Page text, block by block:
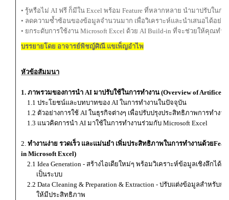
• รู้หรือไม่ AI ฟรี ก็มีใน Excel พร้อม Feature ที่หลากหลาย นำมาปรับในก
• ลดความซ้ำซ้อนของข้อมูลจำนวนมาก เพื่อวิเคราะห์และนำเสนอได้อย่
• ยกระดับการใช้งาน Microsoft Excel ด้วย AI Build-in ที่จะช่วยให้คุณทำ
บรรยายโดย อาจารย์พิชญ์ศิณี แขเพ็ญอำไพ
หัวข้อสัมมนา
1. ภาพรวมของการนำ AI มาปรับใช้ในการทำงาน (Overview of Artifice
1.1 ประโยชน์และบทบาทของ AI ในการทำงานในปัจจุบัน
1.2 ตัวอย่างการใช้ AI ในธุรกิจต่างๆ เพื่อปรับปรุงประสิทธิภาพการทำงา
1.3 แนวคิดการนำ AI มาใช้ในการทำงานร่วมกับ Microsoft Excel
2. ทำงานง่าย รวดเร็ว และแม่นยำ เพิ่มประสิทธิภาพในการทำงานด้วย
in Microsoft Excel)
2.1 Idea Generation - สร้างไอเดียใหม่ๆ พร้อมวิเคราะห์ข้อมูลเชิงลึกได้ง่
เป็นระบบ
2.2 Data Cleaning & Preparation & Extraction - ปรับแต่งข้อมูลสำหรับกา
ให้มีประสิทธิภาพ